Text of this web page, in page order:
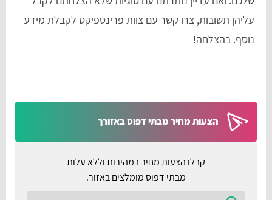
עליהן תשובות, צרו קשר עם צוות פרינטפיקס לקבלת מידע
נוסף. בהצלחה!
הצעות מחיר מבתי דפוס באזורך
קבלו הצעות מחיר במהירות וללא עלות
מבתי דפוס מומלצים באזור.